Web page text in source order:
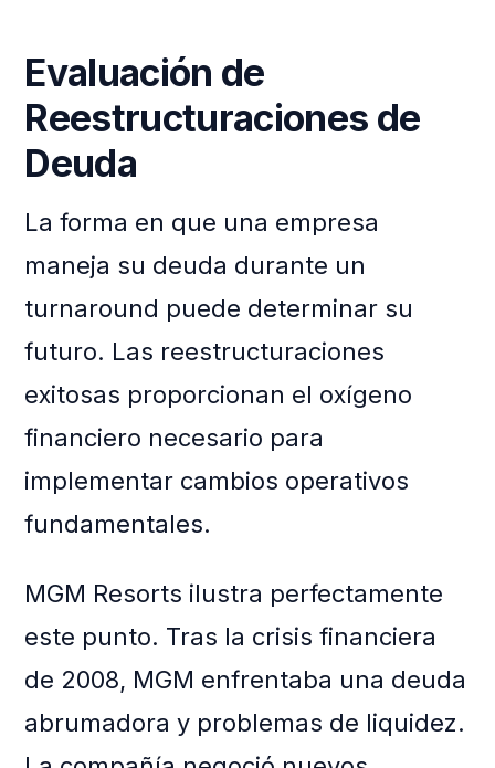
Evaluación de
Reestructuraciones de
Deuda
La forma en que una empresa
maneja su deuda durante un
turnaround puede determinar su
futuro. Las reestructuraciones
exitosas proporcionan el oxígeno
financiero necesario para
implementar cambios operativos
fundamentales.
MGM Resorts ilustra perfectamente
este punto. Tras la crisis financiera
de 2008, MGM enfrentaba una deuda
abrumadora y problemas de liquidez.